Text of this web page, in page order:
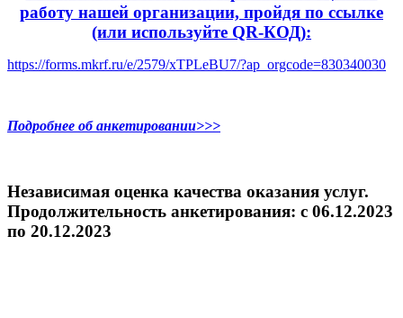
работу нашей организации, пройдя по ссылке
(или используйте QR-КОД):
https://forms.mkrf.ru/e/2579/xTPLeBU7/?ap_orgcode=830340030
Подробнее об анкетировании>>>
Независимая оценка качества оказания услуг.
Продолжительность анкетирования: c 06.12.2023
по 20.12.2023